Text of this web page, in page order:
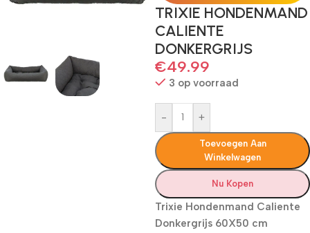
TRIXIE HONDENMAND
CALIENTE
DONKERGRIJS
€49.99
3 op voorraad
- +
Toevoegen Aan
Winkelwagen
Nu Kopen
Trixie Hondenmand Caliente
Donkergrijs 60X50 cm